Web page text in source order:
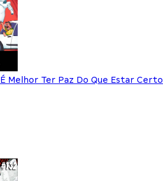
É Melhor Ter Paz Do Que Estar Certo